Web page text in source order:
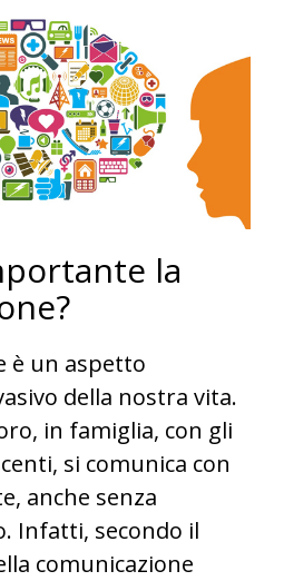
la
è un aspetto
della nostra vita.
in famiglia, con gli
si comunica con
anche senza
Infatti, secondo il
comunicazione